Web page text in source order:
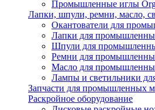
Промышленные иглы
Лапки, шпули, ремни, масло,
Окантователи для
Лапки для
Шпули для
Ремни для
Масло для
Лампы и светильники
Запчасти для промышленных
Раскройное оборудование